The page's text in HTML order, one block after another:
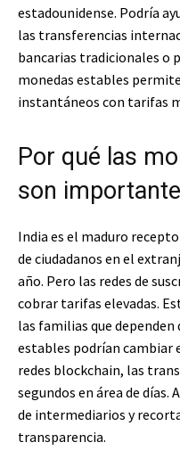
estadounidense. Podría
las transferencias
bancarias tradicionales o
monedas estables
instantáneos con tarifas
Por qué las
son
India es el maduro
de ciudadanos en el
año. Pero las redes de
cobrar tarifas elevadas.
las familias que dependen
estables podrían
redes blockchain, las
segundos en área de días.
de intermediarios y
transparencia.